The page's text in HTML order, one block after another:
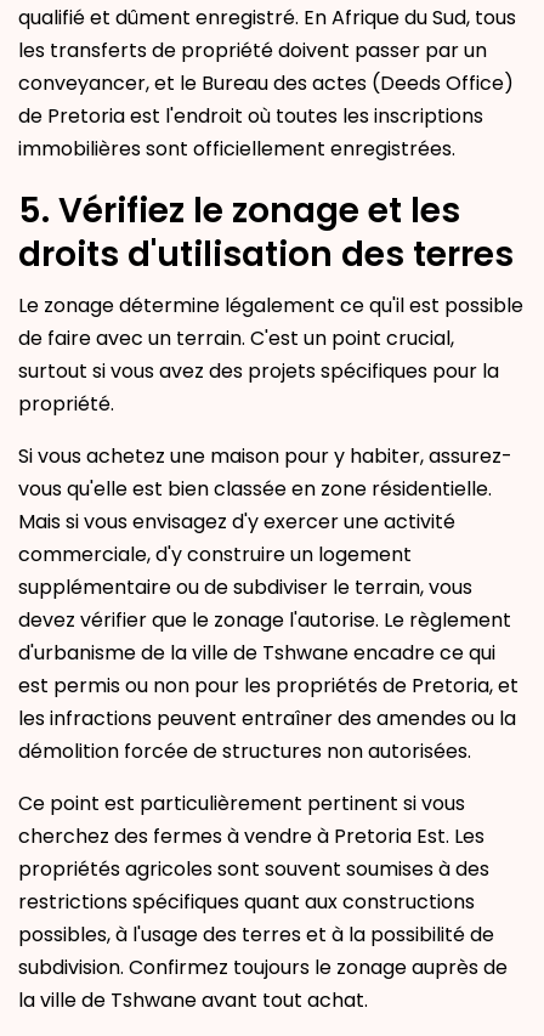
qualifié et dûment enregistré. En Afrique du Sud, tous
les transferts de propriété doivent passer par un
conveyancer, et le Bureau des actes (Deeds Office)
de Pretoria est l'endroit où toutes les inscriptions
immobilières sont officiellement enregistrées.
5. Vérifiez le zonage et les
droits d'utilisation des terres
Le zonage détermine légalement ce qu'il est possible
de faire avec un terrain. C'est un point crucial,
surtout si vous avez des projets spécifiques pour la
propriété.
Si vous achetez une maison pour y habiter, assurez-
vous qu'elle est bien classée en zone résidentielle.
Mais si vous envisagez d'y exercer une activité
commerciale, d'y construire un logement
supplémentaire ou de subdiviser le terrain, vous
devez vérifier que le zonage l'autorise. Le règlement
d'urbanisme de la ville de Tshwane encadre ce qui
est permis ou non pour les propriétés de Pretoria, et
les infractions peuvent entraîner des amendes ou la
démolition forcée de structures non autorisées.
Ce point est particulièrement pertinent si vous
cherchez des fermes à vendre à Pretoria Est. Les
propriétés agricoles sont souvent soumises à des
restrictions spécifiques quant aux constructions
possibles, à l'usage des terres et à la possibilité de
subdivision. Confirmez toujours le zonage auprès de
la ville de Tshwane avant tout achat.